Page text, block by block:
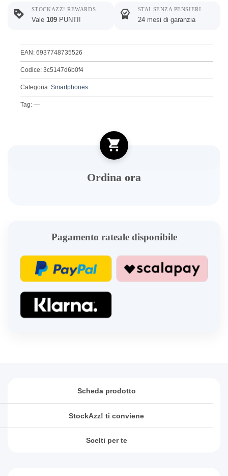
STOCKAZZ! REWARDS
Vale 109 PUNTI!
STAI SENZA PENSIERI
24 mesi di garanzia
EAN: 6937748735526
Codice: 3c5147d6b0f4
Categoria: Smartphones
Tag: —
Ordina ora
Pagamento rateale disponibile
Scheda prodotto
StockAzz! ti conviene
Scelti per te